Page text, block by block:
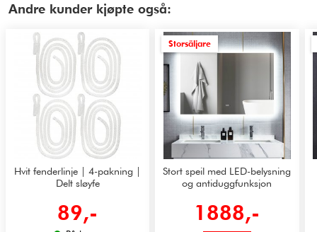
Andre kunder kjøpte også:
Hvit fenderlinje | 4-pakning |
Delt sløyfe
89,-
Storsäljare
Stort speil med LED-belysning
og antiduggfunksjon
1888,-